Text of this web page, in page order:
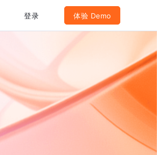
登录 体验 Demo